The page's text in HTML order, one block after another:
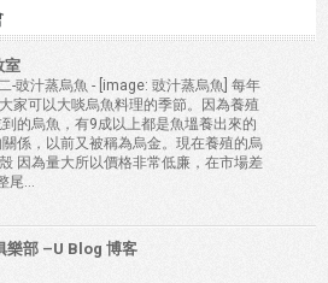
室
-豉汁蒸烏魚 - [image: 豉汁蒸烏魚] 每年
家可以大啖烏魚料理的季節。因為養殖
的烏魚，有9成以上都是魚塭養出來的
係，以前又被稱為烏金。現在養殖的烏
因為量大所以價格非常低廉，在市場差
尾...
樂部 –U Blog 博客